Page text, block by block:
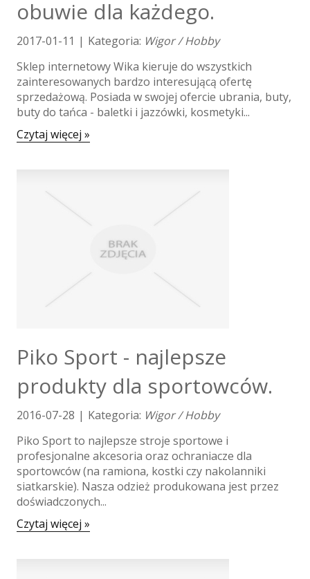
Biżuteria
Dla Dzieci
Meble
Wyposażenie Wnętrz
Wyposażenie Łazienki
Odzież
Sport
Elektronika, RTV, AGD
Materiały Eksploatacyjne
Inne Sklepy
Maszyny
Spedycja
Transport
Części Samochodowe
Wynajem
Salony, Komisy
E-marketing
Agencje Reklamowe
Materiały Reklamowe
obuwie dla każdego.
2017-01-11 | Kategoria: Wigor / Hobby
Sklep internetowy Wika kieruje do wszystkich
zainteresowanych bardzo interesującą ofertę
sprzedażową. Posiada w swojej ofercie ubrania, buty,
buty do tańca - baletki i jazzówki, kosmetyki...
Czytaj więcej »
Piko Sport - najlepsze
produkty dla sportowców.
2016-07-28 | Kategoria: Wigor / Hobby
Piko Sport to najlepsze stroje sportowe i
profesjonalne akcesoria oraz ochraniacze dla
sportowców (na ramiona, kostki czy nakolanniki
siatkarskie). Nasza odzież produkowana jest przez
doświadczonych...
Czytaj więcej »